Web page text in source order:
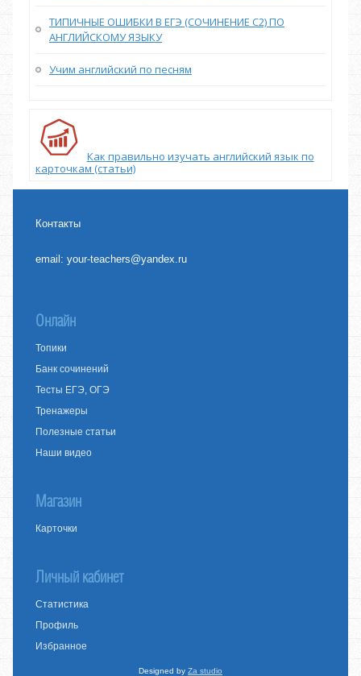
ТИПИЧНЫЕ ОШИБКИ В ЕГЭ (СОЧИНЕНИЕ С2) ПО
АНГЛИЙСКОМУ ЯЗЫКУ
Учим английский по песням
Как правильно изучать английский язык по
карточкам (статьи)
Контакты
email:your-teachers@yandex.ru
Онлайн
Топики
Банк сочинений
Тесты ЕГЭ, ОГЭ
Тренажеры
Полезные статьи
Наши видео
Магазин
Карточки
Личный кабинет
Статистика
Профиль
Избранное
Designed by Za studio